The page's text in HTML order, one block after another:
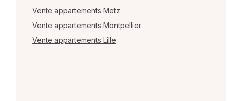
Vente appartements Metz
Vente appartements Montpellier
Vente appartements Lille